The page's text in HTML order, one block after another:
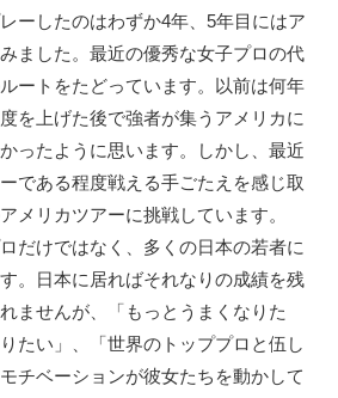
ーしたのはわずか4年、5年目にはア
ました。最近の優秀な女子プロの代
ートをたどっています。以前は何年
を上げた後で強者が集うアメリカに
ったように思います。しかし、最近
である程度戦える手ごたえを感じ取
メリカツアーに挑戦しています。
だけではなく、多くの日本の若者に
。日本に居ればそれなりの成績を残
ませんが、「もっとうまくなりた
たい」、「世界のトッププロと伍し
チベーションが彼女たちを動かして